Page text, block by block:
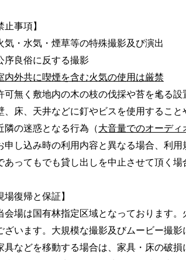
止事項】
気・水気・煙草等の特殊撮影及び演出
序良俗に反する撮影
内外共に喫煙を含む火気の使用は厳禁
可無く敷地内の木の枝の伐採や苔を毟る
、床、天井などに釘やビスを使用するこ
隣の迷惑となる行為（大音量でのオーデ
申し込み時の利用内容と異なる場合、利
あってもでも貸し出しを中止させて頂く
場復帰と保証】
会場は国有林指定区域となっております
ざいます。大規模な撮影及びムービー撮
具などを移動する場合は、家具・床の破